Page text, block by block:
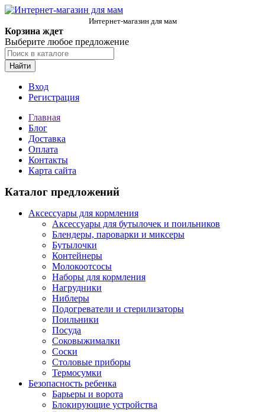
Интернет-магазин для мам
Корзина ждет
Выберите любое предложение
Найти
Вход
Регистрация
Главная
Блог
Доставка
Оплата
Контакты
Карта сайта
Каталог предложений
Аксессуары для кормления
Аксессуары для бутылочек и поильников
Блендеры, пароварки и миксеры
Бутылочки
Контейнеры
Молокоотсосы
Наборы для кормления
Нагрудники
Ниблеры
Подогреватели и стерилизаторы
Поильники
Посуда
Соковыжималки
Соски
Столовые приборы
Термосумки
Безопасность ребенка
Барьеры и ворота
Блокирующие устройства